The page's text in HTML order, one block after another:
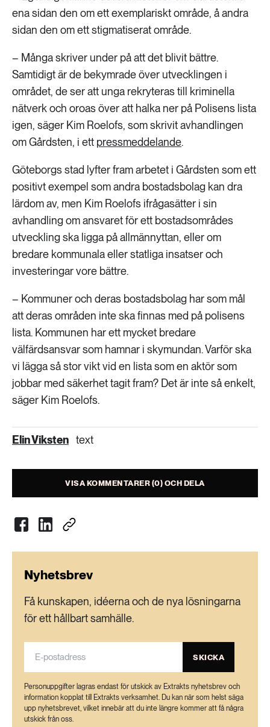
ena sidan den om ett exemplariskt område, å andra
sidan den om ett stigmatiserat område.
– Många skriver under på att det blivit bättre.
Samtidigt är de bekymrade över utvecklingen i
området, de ser att unga rekryteras till kriminella
nätverk och oroas över att halka ner på Polisens lista
igen, säger Kim Roelofs, som skrivit avhandlingen
om Gårdsten, i ett pressmeddelande.
Göteborgs stad lyfter fram arbetet i Gårdsten som ett
positivt exempel som andra bostadsbolag kan dra
lärdom av, men Kim Roelofs ifrågasätter i sin
avhandling om ansvaret för ett bostadsområdes
utveckling ska ligga på allmännyttan, eller om
bredare kommunala eller statliga insatser och
investeringar vore bättre.
– Kommuner och deras bostadsbolag har som mål
att deras områden inte ska finnas med på polisens
lista. Kommunen har ett mycket bredare
välfärdsansvar som hamnar i skymundan. Varför ska
vi lägga så stor vikt vid en lista som en aktör som
jobbar med säkerhet tagit fram? Det är inte så enkelt,
säger Kim Roelofs.
Elin Viksten text
VISA KOMMENTARER (0) OCH DELA
Nyhetsbrev
Få kunskapen, idéerna och de nya lösningarna
för ett hållbart samhälle.
SKICKA
Personuppgifter lagras endast för utskick av Extrakts nyhetsbrev och
information kopplat till Extrakts verksamhet. Du kan när som helst säga
upp nyhetsbrevet, vilket innebär att du inte längre kommer att få några
utskick från oss.